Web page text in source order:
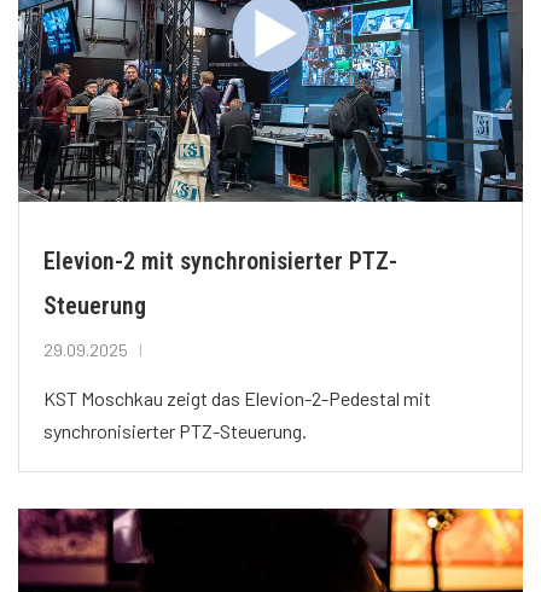
Elevion-2 mit synchronisierter PTZ-
Steuerung
29.09.2025
KST Moschkau zeigt das Elevion-2-Pedestal mit
synchronisierter PTZ-Steuerung.